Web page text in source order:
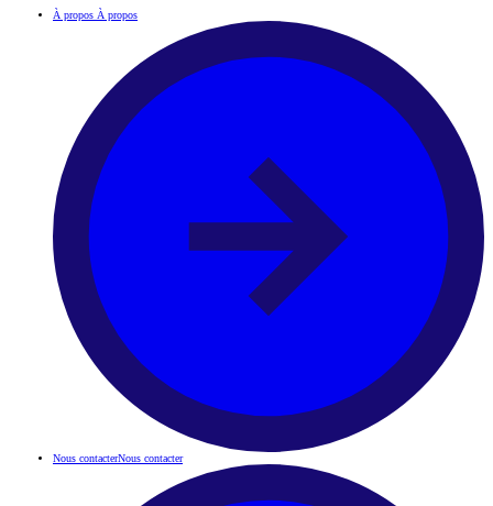
À propos À propos
Nous contacterNous contacter